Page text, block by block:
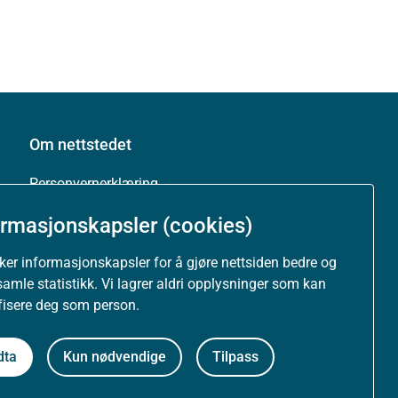
(cookies)
informasjonskapsler for å gjøre nettsiden bedre og
statistikk. Vi lagrer aldri opplysninger som kan
deg som person.
Kun nødvendige Tilpass
Om nettstedet
Personvernerklæring
Tilgjengelighetserklæring (uustatus.no)
Besøksstatistikk og informasjonskapsler
Nyhetsvarsel og abonnement
Åpne data (API)